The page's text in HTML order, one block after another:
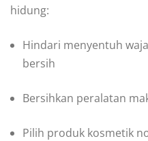
hidung:
Hindari menyentuh
bersih
Bersihkan peralatan
Pilih produk kosmetik